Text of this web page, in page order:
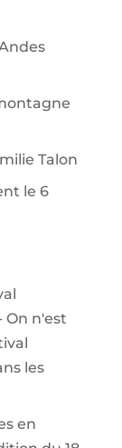
Talon
le 6
On n'est
les
en